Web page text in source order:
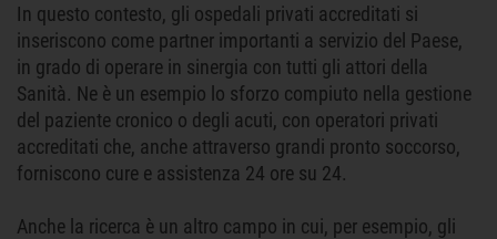
In questo contesto, gli ospedali privati accreditati si
inseriscono come partner importanti a servizio del Paese,
in grado di operare in sinergia con tutti gli attori della
Sanità. Ne è un esempio lo sforzo compiuto nella gestione
del paziente cronico o degli acuti, con operatori privati
accreditati che, anche attraverso grandi pronto soccorso,
forniscono cure e assistenza 24 ore su 24.
Anche la ricerca è un altro campo in cui, per esempio, gli